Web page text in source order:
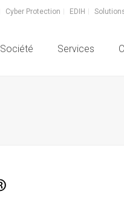
Cyber Protection EDIH
Société Services